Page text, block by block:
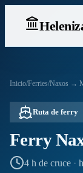
Heleniz
Inicio/Ferries/Naxos →
Ruta de ferry
Ferry
4 h de cruce ·